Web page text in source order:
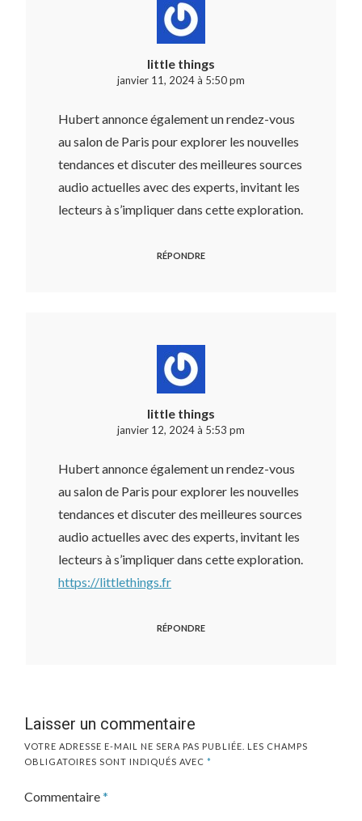
little things
janvier 11, 2024 à 5:50 pm
Hubert annonce également un rendez-vous
au salon de Paris pour explorer les nouvelles
tendances et discuter des meilleures sources
audio actuelles avec des experts, invitant les
lecteurs à s’impliquer dans cette exploration.
RÉPONDRE
little things
janvier 12, 2024 à 5:53 pm
Hubert annonce également un rendez-vous
au salon de Paris pour explorer les nouvelles
tendances et discuter des meilleures sources
audio actuelles avec des experts, invitant les
lecteurs à s’impliquer dans cette exploration.
https://littlethings.fr
RÉPONDRE
Laisser un commentaire
VOTRE ADRESSE E-MAIL NE SERA PAS PUBLIÉE.
LES CHAMPS
OBLIGATOIRES SONT INDIQUÉS AVEC *
Commentaire*